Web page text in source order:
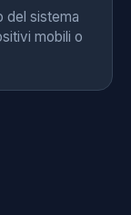
del sistema
mobili o